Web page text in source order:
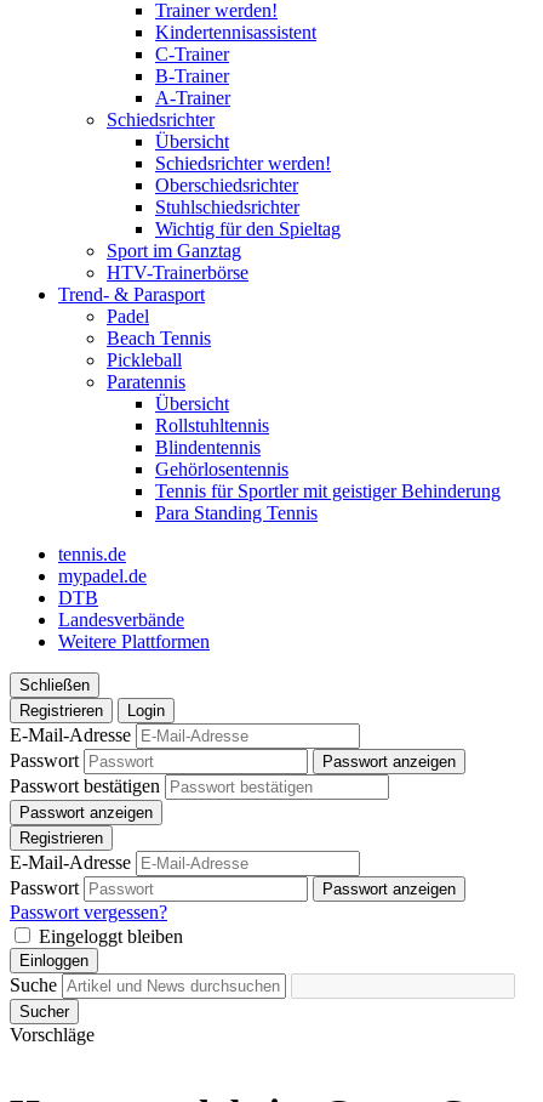
Trainer werden!
Kindertennisassistent
C-Trainer
B-Trainer
A-Trainer
Schiedsrichter
Übersicht
Schiedsrichter werden!
Oberschiedsrichter
Stuhlschiedsrichter
Wichtig für den Spieltag
Sport im Ganztag
HTV-Trainerbörse
Trend- & Parasport
Padel
Beach Tennis
Pickleball
Paratennis
Übersicht
Rollstuhltennis
Blindentennis
Gehörlosentennis
Tennis für Sportler mit geistiger Behinderung
Para Standing Tennis
tennis.de
mypadel.de
DTB
Landesverbände
Weitere Plattformen
Schließen
Registrieren
Login
E-Mail-Adresse
Passwort
Passwort anzeigen
Passwort bestätigen
Passwort anzeigen
Registrieren
E-Mail-Adresse
Passwort
Passwort anzeigen
Passwort vergessen?
Eingeloggt bleiben
Einloggen
Suche
Sucher
Vorschläge